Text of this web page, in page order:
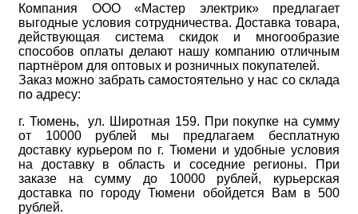
Компания ООО «Мастер электрик» предлагает
выгодные условия сотрудничества. Доставка товара,
действующая система скидок и многообразие
способов оплаты делают нашу компанию отличным
партнёром для оптовых и розничных покупателей.
Заказ можно забрать самостоятельно у нас со склада
по адресу:
г. Тюмень, ул. Широтная 159. При покупке на сумму
от 10000 рублей мы предлагаем бесплатную
доставку курьером по г. Тюмени и удобные условия
на доставку в область и соседние регионы. При
заказе на сумму до 10000 рублей, курьерская
доставка по городу Тюмени обойдется Вам в 500
рублей.